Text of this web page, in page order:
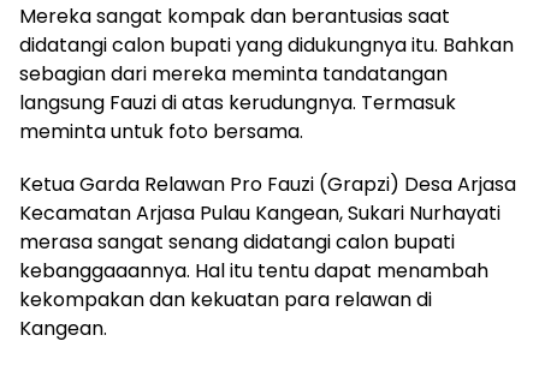
Mereka sangat kompak dan berantusias saat
didatangi calon bupati yang didukungnya itu. Bahkan
sebagian dari mereka meminta tandatangan
langsung Fauzi di atas kerudungnya. Termasuk
meminta untuk foto bersama.
Ketua Garda Relawan Pro Fauzi (Grapzi) Desa Arjasa
Kecamatan Arjasa Pulau Kangean, Sukari Nurhayati
merasa sangat senang didatangi calon bupati
kebanggaaannya. Hal itu tentu dapat menambah
kekompakan dan kekuatan para relawan di
Kangean.